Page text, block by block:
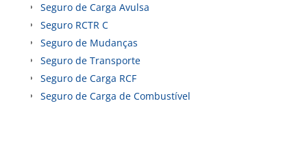
Seguro de Carga Avulsa
Seguro RCTR C
Seguro de Mudanças
Seguro de Transporte
Seguro de Carga RCF
Seguro de Carga de Combustível